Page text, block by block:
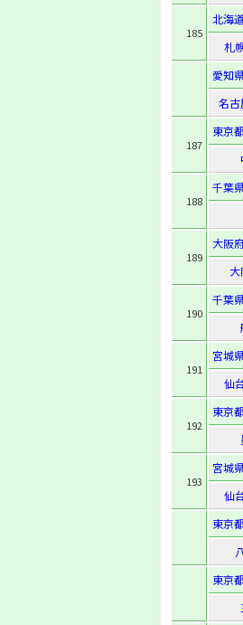
185
北海道
札
愛知
名古
187
東京都
188
千葉
189
大阪
190
千葉
191
宮城
仙
192
東京都
193
宮城
仙
東京都
東京都